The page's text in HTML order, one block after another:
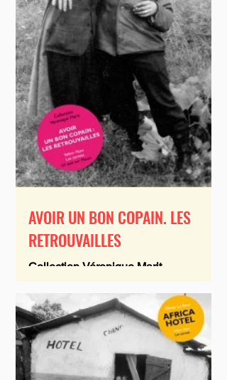
AVOIR UN BON COPAIN. LES
RETROUVAILLES
Collection Véronique Marit